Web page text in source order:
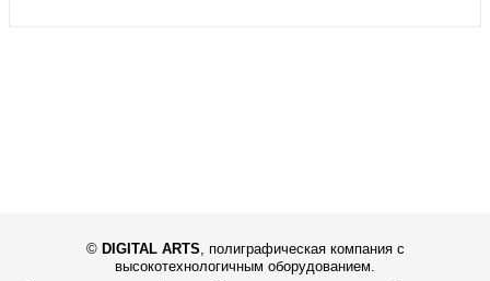
© DIGITAL ARTS
полиграфическая компания с
высокотехнологичным оборудованием.